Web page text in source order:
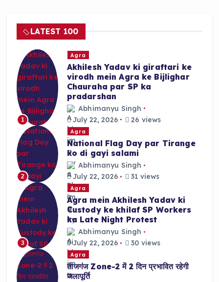
LATEST 100
1
Agra
Akhilesh Yadav ki giraftari ke
virodh mein Agra ke Bijlighar
Chauraha par SP ka
pradarshan
Abhimanyu Singh
July 22, 2026
26 views
2
Agra
National Flag Day par Tirange
ko di gayi salami
Abhimanyu Singh
July 22, 2026
31 views
3
Agra
Agra mein Akhilesh Yadav ki
Custody ke khilaf SP Workers
ka Late Night Protest
Abhimanyu Singh
July 22, 2026
30 views
Agra
ताजगंज Zone-2 में 2 दिन प्रभावित रहेगी
जलापूर्ति